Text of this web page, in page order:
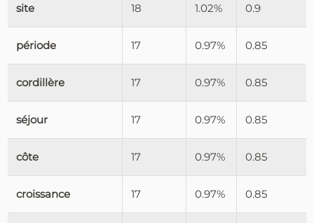
site 18 1.02% 0.9
période 17 0.97% 0.85
cordillère 17 0.97% 0.85
séjour 17 0.97% 0.85
côte 17 0.97% 0.85
croissance 17 0.97% 0.85